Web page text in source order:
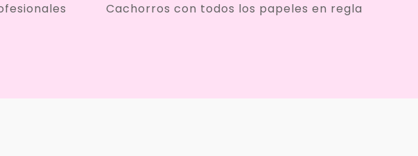
Cachorros con todos los papeles en regla